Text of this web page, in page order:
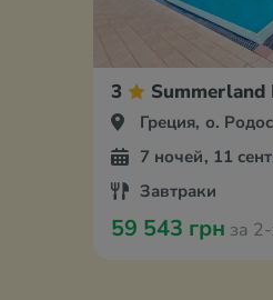
3
Греция, о. Родос
7 ночей, 11
Завтраки
59 543 грн за 2-х с